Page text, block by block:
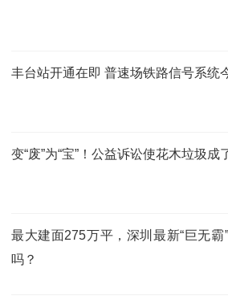
丰台站开通在即 普速场铁路信号系统
变“废”为“宝”！公益诉讼使花木垃圾成
最大建面275万平，深圳最新“巨无
吗？